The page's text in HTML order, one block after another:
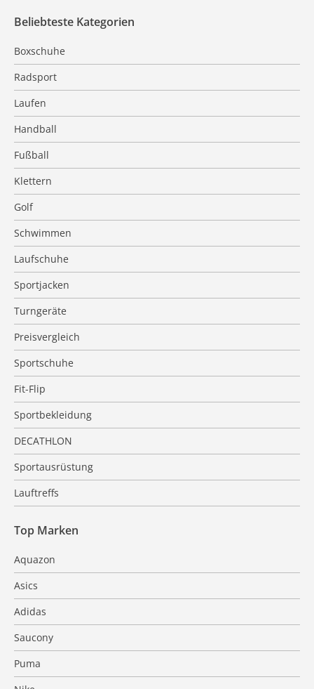
Beliebteste Kategorien
Boxschuhe
Radsport
Laufen
Handball
Fußball
Klettern
Golf
Schwimmen
Laufschuhe
Sportjacken
Turngeräte
Preisvergleich
Sportschuhe
Fit-Flip
Sportbekleidung
DECATHLON
Sportausrüstung
Lauftreffs
Top Marken
Aquazon
Asics
Adidas
Saucony
Puma